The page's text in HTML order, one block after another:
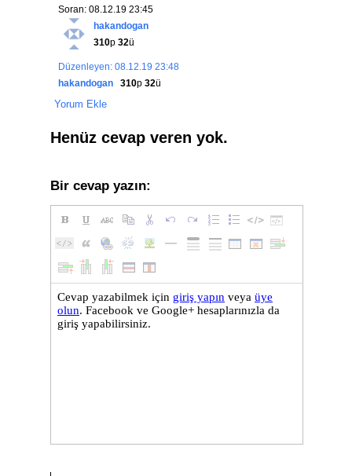
Soran: 08.12.19 23:45
hakandogan
310p 32ü
Düzenleyen: 08.12.19 23:48
hakandogan
310p 32ü
Yorum Ekle
Henüz cevap veren yok.
Bir cevap yazın: